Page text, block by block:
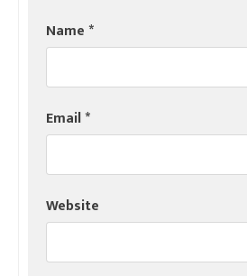
Name*
Email*
Website